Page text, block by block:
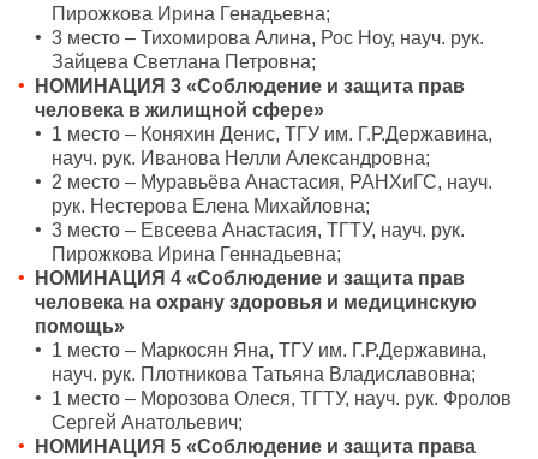
Пирожкова Ирина Генадьевна;
3 место – Тихомирова Алина, Рос Ноу, науч. рук.
Зайцева Светлана Петровна;
НОМИНАЦИЯ 3 «Соблюдение и защита прав
человека в жилищной сфере»
1 место – Коняхин Денис, ТГУ им. Г.Р.Державина,
науч. рук. Иванова Нелли Александровна;
2 место – Муравьёва Анастасия, РАНХиГС, науч.
рук. Нестерова Елена Михайловна;
3 место – Евсеева Анастасия, ТГТУ, науч. рук.
Пирожкова Ирина Геннадьевна;
НОМИНАЦИЯ 4 «Соблюдение и защита прав
человека на охрану здоровья и медицинскую
помощь»
1 место – Маркосян Яна, ТГУ им. Г.Р.Державина,
науч. рук. Плотникова Татьяна Владиславовна;
1 место – Морозова Олеся, ТГТУ, науч. рук. Фролов
Сергей Анатольевич;
НОМИНАЦИЯ 5 «Соблюдение и защита права